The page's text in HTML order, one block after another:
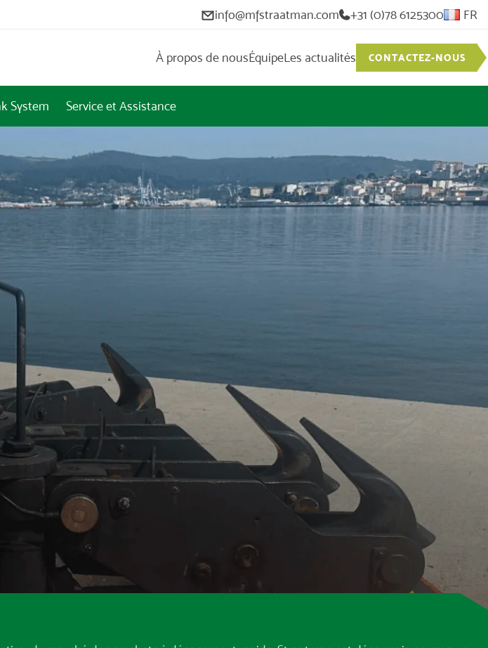
info@mfstraatman.com +31 (0)78 6125300 FR
À propos de nousÉquipeLes actualités CONTACTEZ-NOUS
System Service et Assistance